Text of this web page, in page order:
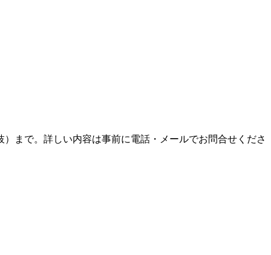
まで。詳しい内容は事前に電話・メールでお問合せくださ